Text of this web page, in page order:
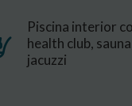
Piscina interior
health club,
jacuzzi